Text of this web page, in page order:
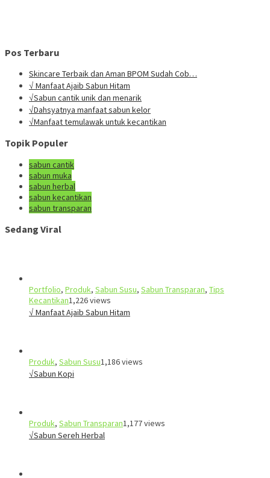
Pos Terbaru
Skincare Terbaik dan Aman BPOM Sudah Cob…
√ Manfaat Ajaib Sabun Hitam
√Sabun cantik unik dan menarik
√Dahsyatnya manfaat sabun kelor
√Manfaat temulawak untuk kecantikan
Topik Populer
sabun cantik
sabun muka
sabun herbal
sabun kecantikan
sabun transparan
Sedang Viral
Portfolio, Produk, Sabun Susu, Sabun Transparan, Tips
Kecantikan1,226 views
√ Manfaat Ajaib Sabun Hitam
Produk, Sabun Susu1,186 views
√Sabun Kopi
Produk, Sabun Transparan1,177 views
√Sabun Sereh Herbal